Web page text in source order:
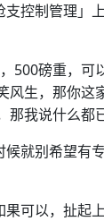
控制管理」
500磅重，可
生，那你这
我说什么都
就别希望有
可以，扯起上